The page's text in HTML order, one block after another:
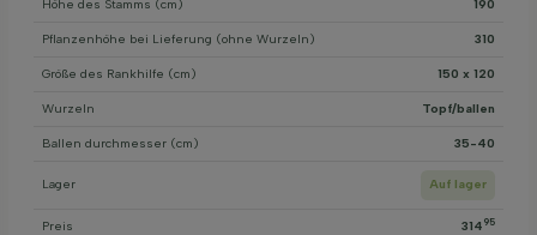
Höhe des Stamms (cm) 190
Pflanzenhöhe bei Lieferung (ohne Wurzeln) 310
Größe des Rankhilfe (cm) 150 x 120
Wurzeln Topf/ballen
Ballen durchmesser (cm) 35-40
Lager Auf lager
Preis 314 95